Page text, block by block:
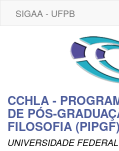
SIGAA - UFPB
CCHLA -
DE PÓS-
FILOSOFIA (PIPGF)
UNIVERSIDADE